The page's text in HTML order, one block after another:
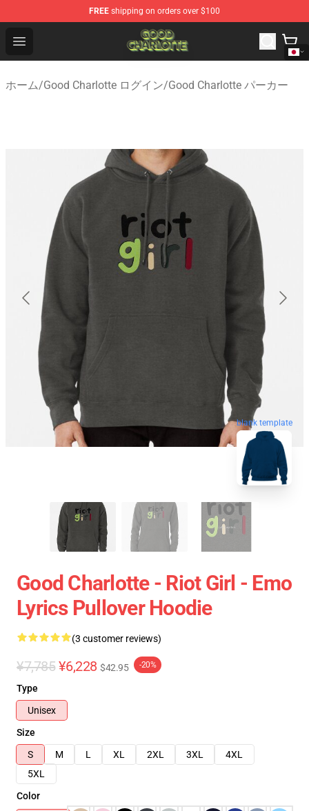
FREE shipping on orders over $100
Open menu
Good Charlotte Store - Official Good Charlotte
ホーム/Good Charlotte ログイン/Good Charlotte パーカー
blank template
Good Charlotte - Riot Girl - Emo
Lyrics Pullover Hoodie
(3 customer reviews)
¥7,785 ¥6,228 $42.95 -20%
Type
Unisex
Size
S
M L XL 2XL 3XL
4XL
5XL
Color